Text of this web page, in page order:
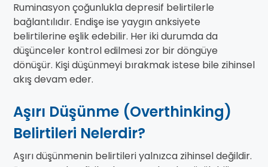
Ruminasyon çoğunlukla depresif belirtilerle
bağlantılıdır. Endişe ise yaygın anksiyete
belirtilerine eşlik edebilir. Her iki durumda da
düşünceler kontrol edilmesi zor bir döngüye
dönüşür. Kişi düşünmeyi bırakmak istese bile zihinsel
akış devam eder.
Aşırı Düşünme (Overthinking)
Belirtileri Nelerdir?
Aşırı düşünmenin belirtileri yalnızca zihinsel değildir.